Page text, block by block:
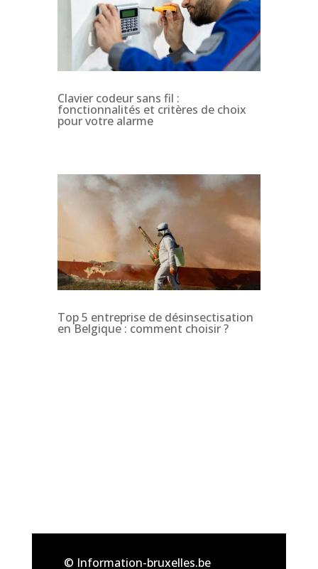
Clavier codeur sans fil :
fonctionnalités et critères de choix
pour votre alarme
Top 5 entreprise de désinsectisation
en Belgique : comment choisir ?
© Information-bruxelles.be